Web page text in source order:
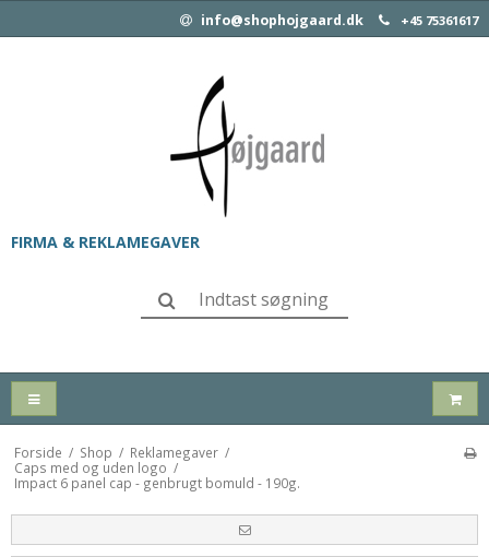
info@shophojgaard.dk +45 75361617
FIRMA & REKLAMEGAVER
Forside / Shop / Reklamegaver /
Caps med og uden logo /
Impact 6 panel cap - genbrugt bomuld - 190g.